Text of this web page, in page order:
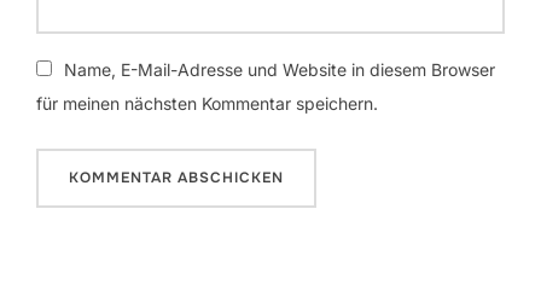
Name, E-Mail-Adresse und Website in diesem Browser
für meinen nächsten Kommentar speichern.